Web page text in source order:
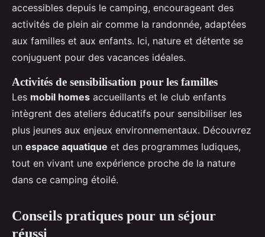
accessibles depuis le camping, encourageant des
activités de plein air comme la randonnée, adaptées
aux familles et aux enfants. Ici, nature et détente se
conjuguent pour des vacances idéales.
Activités de sensibilisation pour les familles
Les mobil homes accueillants et le club enfants
intègrent des ateliers éducatifs pour sensibiliser les
plus jeunes aux enjeux environnementaux. Découvrez
un espace aquatique et des programmes ludiques,
tout en vivant une expérience proche de la nature
dans ce camping étoilé.
Conseils pratiques pour un séjour
réussi